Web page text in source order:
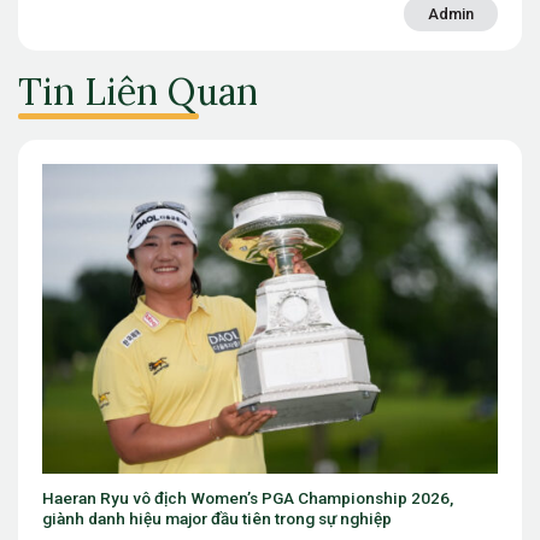
Admin
Tin Liên Quan
Haeran Ryu vô địch Women’s PGA Championship 2026,
giành danh hiệu major đầu tiên trong sự nghiệp